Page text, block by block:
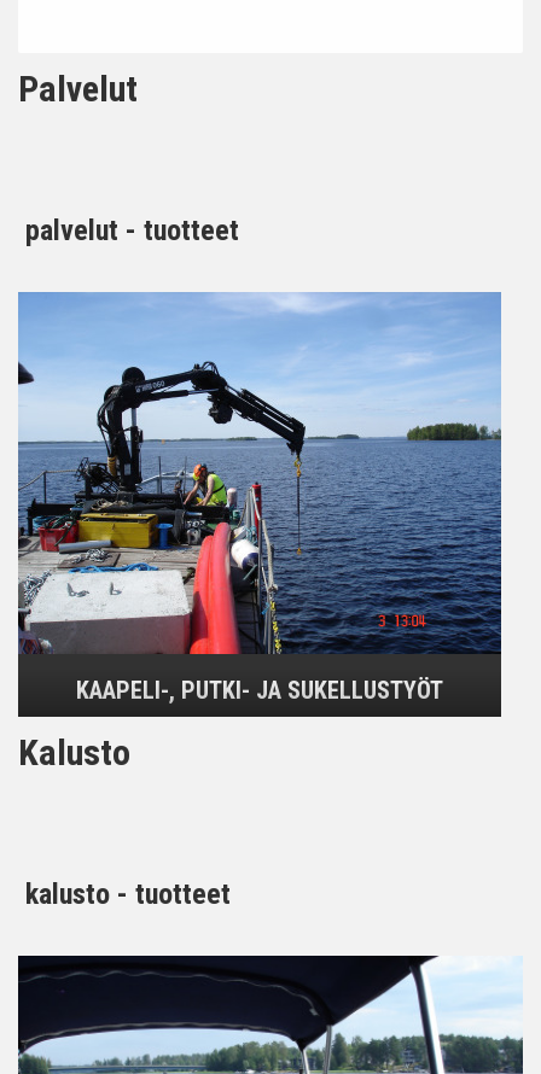
Palvelut
palvelut - tuotteet
KAAPELI-, PUTKI- JA SUKELLUSTYÖT
Kalusto
kalusto - tuotteet